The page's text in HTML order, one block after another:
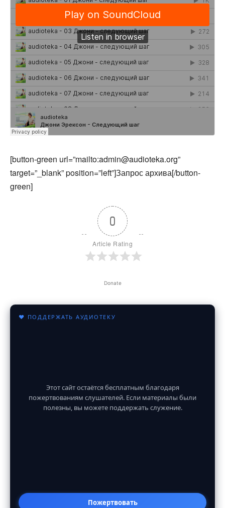
[button-green url=”mailto:admin@audioteka.org”
target=”_blank” position=”left”]Запрос архива[/button-
green]
0
Article Rating
Donate
♥ ПОДДЕРЖАТЬ АУДИОТЕКУ
Этот сайт остаётся бесплатным благодаря
пожертвованиям слушателей. Если материалы были
полезны, вы можете поддержать служение.
Пожертвовать